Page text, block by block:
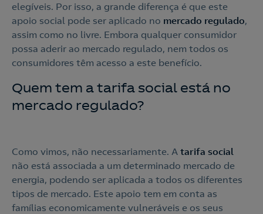
elegíveis. Por isso, a grande diferença é que este
apoio social pode ser aplicado no mercado regulado,
assim como no livre. Embora qualquer consumidor
possa aderir ao mercado regulado, nem todos os
consumidores têm acesso a este benefício.
Quem tem a tarifa social está no
mercado regulado?
Como vimos, não necessariamente. A tarifa social
não está associada a um determinado mercado de
energia, podendo ser aplicada a todos os diferentes
tipos de mercado. Este apoio tem em conta as
famílias economicamente vulneráveis e os seus